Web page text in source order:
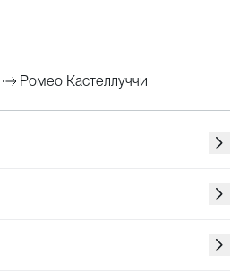
Ромео Кастеллуччи